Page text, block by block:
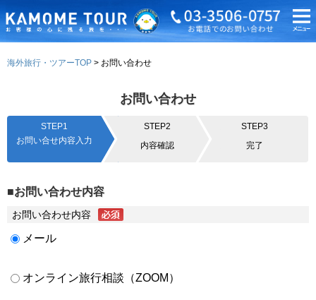
海外旅行・ツアーTOP お問い合わせ
お問い合わせ
STEP1
お問い合せ内容入力
STEP2
内容確認
STEP3
完了
■お問い合わせ内容
お問い合わせ内容
メール
オンライン旅行相談（ZOOM）